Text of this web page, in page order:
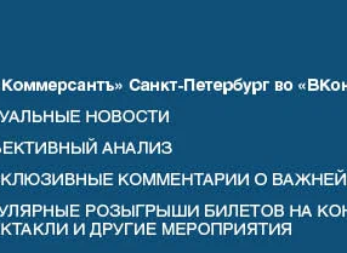
«Ъ» www.kommersant.ru/ad